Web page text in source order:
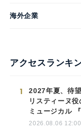
海外企業
アクセスランキ
1
2027年夏、待
リスティーヌ
ミュージカル
2026.08.06 12:00